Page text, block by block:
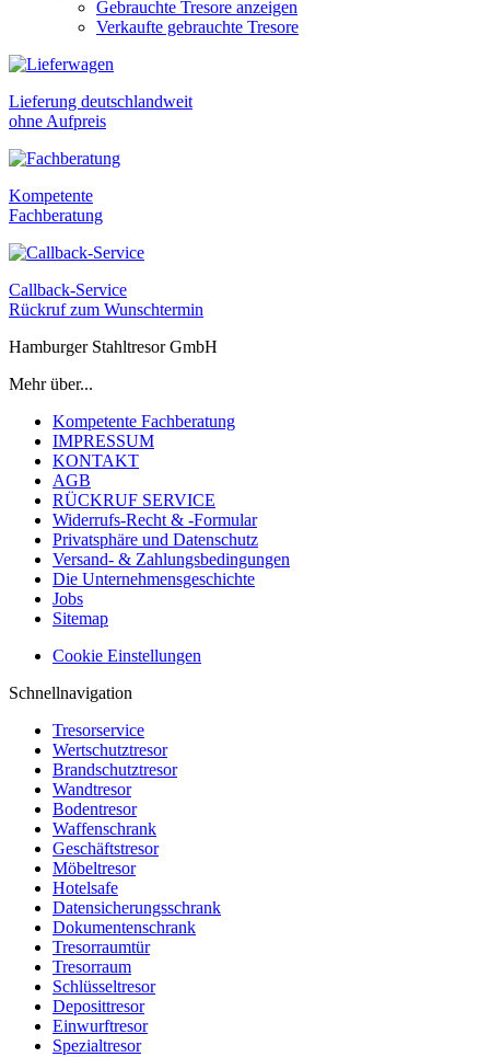
Gebrauchte Tresore anzeigen
Verkaufte gebrauchte Tresore
Lieferung deutschlandweit
ohne Aufpreis
Kompetente
Fachberatung
Callback-Service
Rückruf zum Wunschtermin
Hamburger Stahltresor GmbH
Mehr über...
Kompetente Fachberatung
IMPRESSUM
KONTAKT
AGB
RÜCKRUF SERVICE
Widerrufs-Recht & -Formular
Privatsphäre und Datenschutz
Versand- & Zahlungsbedingungen
Die Unternehmensgeschichte
Jobs
Sitemap
Cookie Einstellungen
Schnellnavigation
Tresorservice
Wertschutztresor
Brandschutztresor
Wandtresor
Bodentresor
Waffenschrank
Geschäftstresor
Möbeltresor
Hotelsafe
Datensicherungsschrank
Dokumentenschrank
Tresorraumtür
Tresorraum
Schlüsseltresor
Deposittresor
Einwurftresor
Spezialtresor